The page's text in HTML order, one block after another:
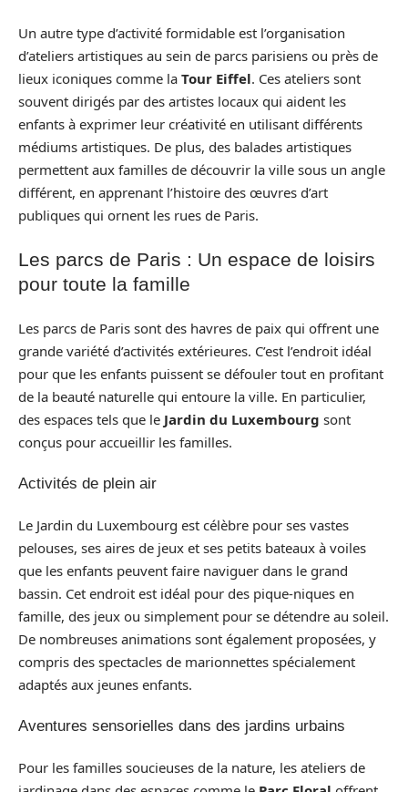
Un autre type d’activité formidable est l’organisation
d’ateliers artistiques au sein de parcs parisiens ou près de
lieux iconiques comme la Tour Eiffel. Ces ateliers sont
souvent dirigés par des artistes locaux qui aident les
enfants à exprimer leur créativité en utilisant différents
médiums artistiques. De plus, des balades artistiques
permettent aux familles de découvrir la ville sous un angle
différent, en apprenant l’histoire des œuvres d’art
publiques qui ornent les rues de Paris.
Les parcs de Paris : Un espace de loisirs
pour toute la famille
Les parcs de Paris sont des havres de paix qui offrent une
grande variété d’activités extérieures. C’est l’endroit idéal
pour que les enfants puissent se défouler tout en profitant
de la beauté naturelle qui entoure la ville. En particulier,
des espaces tels que le Jardin du Luxembourg sont
conçus pour accueillir les familles.
Activités de plein air
Le Jardin du Luxembourg est célèbre pour ses vastes
pelouses, ses aires de jeux et ses petits bateaux à voiles
que les enfants peuvent faire naviguer dans le grand
bassin. Cet endroit est idéal pour des pique-niques en
famille, des jeux ou simplement pour se détendre au soleil.
De nombreuses animations sont également proposées, y
compris des spectacles de marionnettes spécialement
adaptés aux jeunes enfants.
Aventures sensorielles dans des jardins urbains
Pour les familles soucieuses de la nature, les ateliers de